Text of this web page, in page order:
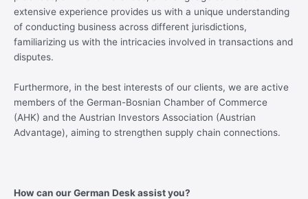
extensive experience provides us with a unique understanding
of conducting business across different jurisdictions,
familiarizing us with the intricacies involved in transactions and
disputes.
Furthermore, in the best interests of our clients, we are active
members of the German-Bosnian Chamber of Commerce
(AHK) and the Austrian Investors Association (Austrian
Advantage), aiming to strengthen supply chain connections.
How can our German Desk assist you?